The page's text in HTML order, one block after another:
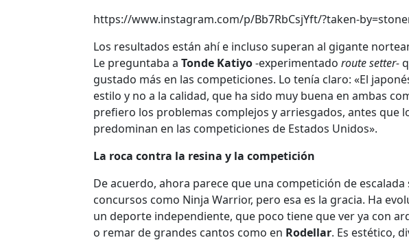
https://www.instagram.com/p/Bb7RbCsjYft/?taken-
Los resultados están ahí e incluso superan al gigante
Le preguntaba a Tonde Katiyo-experimentado route setter-
gustado más en las competiciones. Lo tenía claro: «El
estilo y no a la calidad, que ha sido muy buena en ambas
prefiero los problemas complejos y arriesgados, antes que
predominan en las competiciones de Estados Unidos».
La roca contra la resina y la competición
De acuerdo, ahora parece que una competición de escalada
concursos como Ninja Warrior, pero esa es la gracia. Ha
un deporte independiente, que poco tiene que ver ya con
o remar de grandes cantos como en Rodellar. Es estético,